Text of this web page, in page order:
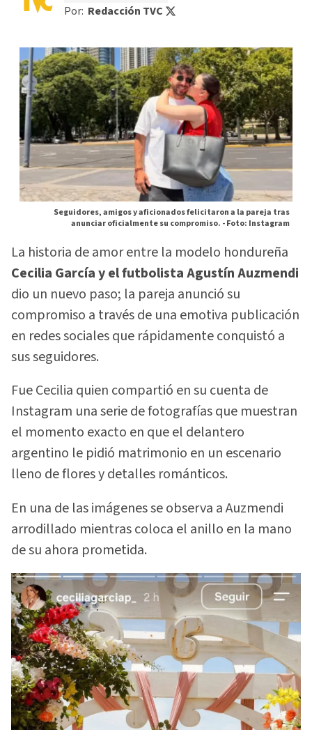
Por: Redacción TVC
Seguidores, amigos y aficionados felicitaron a la pareja tras
anunciar oficialmente su compromiso. -Foto: Instagram
La historia de amor entre la modelo hondureña
Cecilia García y el futbolista Agustín Auzmendi
dio un nuevo paso; la pareja anunció su
compromiso a través de una emotiva publicación
en redes sociales que rápidamente conquistó a
sus seguidores.
Fue Cecilia quien compartió en su cuenta de
Instagram una serie de fotografías que muestran
el momento exacto en que el delantero
argentino le pidió matrimonio en un escenario
lleno de flores y detalles románticos.
En una de las imágenes se observa a Auzmendi
arrodillado mientras coloca el anillo en la mano
de su ahora prometida.